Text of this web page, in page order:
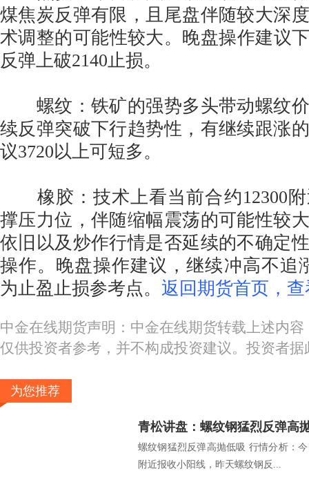
煤焦炭反弹有限，且尾盘伴随较大深
术调整的可能性较大。晚盘操作建议
反弹上破2140止损。
螺纹：铁矿的强势多头带动螺纹价
续反弹突破下行趋势性，有继续跟涨
议3720以上可短多。
橡胶：技术上看当前合约12300附
撑压力位，伴随缩幅震荡的可能性较
依旧以及炒作行情是否延续的不确定
操作。晚盘操作建议，继续冲高不追
为止盈止损参考点。 返回期货首页，
中金在线期货声明：中金在线期货转载上述内
仅供投资者参考，并不构成投资建议。投资者
为您推荐
青松讲盘：螺纹钢猛烈反弹高
螺纹钢猛烈反弹高抛低吸 行情分析：
附近报收小阳线，昨天螺纹钢反...